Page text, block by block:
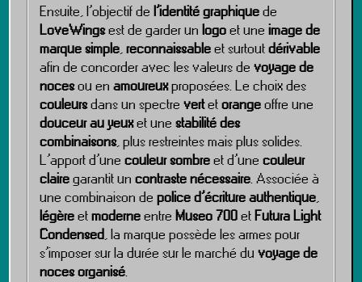
Ensuite, l’objectif del’identité graphiquede
LoveWingsest de garder unlogoet uneimage de
marque simple,reconnaissableet surtoutdérivable
afin de concorder avec les valeurs devoyage de
nocesou enamoureuxproposées. Le choix des
couleursdans un spectrevertetorangeoffre une
douceur au yeuxet unestabilité des
combinaisons, plus restreintes mais plus solides.
L’apport d’unecouleur sombreet d’unecouleur
clairegarantit uncontraste nécessaire. Associée à
une combinaison depolice d’écriture authentique,
légèreetmoderneentreMuseo 700etFutura Light
Condensed, la marque possède les armes pour
s’imposer sur la durée sur le marché duvoyage de
noces organisé.